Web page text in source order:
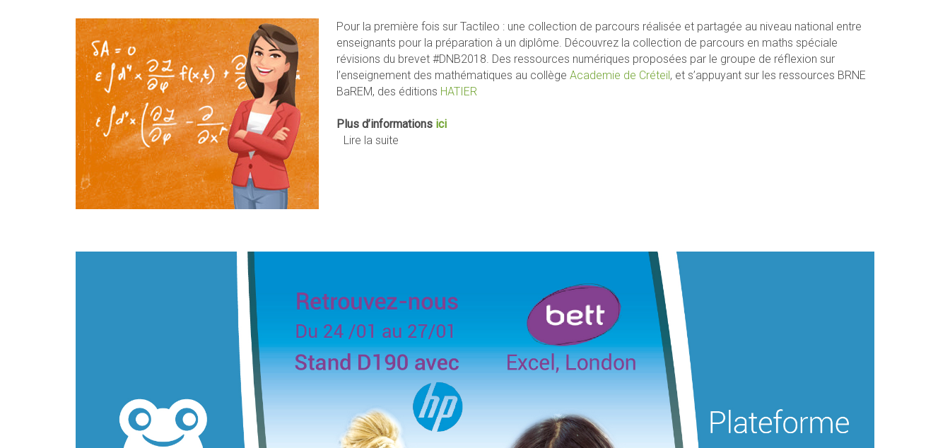
Pour la première fois sur Tactileo : une collection de parcours réalisée et partagée au niveau national entre
enseignants pour la préparation à un diplôme. Découvrez la collection de parcours en maths spéciale
révisions du brevet #DNB2018. Des ressources numériques proposées par le groupe de réflexion sur
l’enseignement des mathématiques au collège Academie de Créteil , et s’appuyant sur les ressources BRNE
BaREM, des éditions HATIER
Plus d’informations ici
Lire la suite